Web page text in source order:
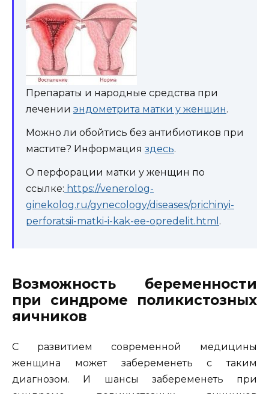
Препараты и народные средства при
лечении эндометрита матки у женщин.
Можно ли обойтись без антибиотиков при
мастите? Информация здесь.
О перфорации матки у женщин по
ссылке: https://venerolog-
ginekolog.ru/gynecology/diseases/prichinyi-
perforatsii-matki-i-kak-ee-opredelit.html .
Возможность беременности
при синдроме поликистозных
яичников
С развитием современной медицины
женщина может забеременеть с таким
диагнозом. И шансы забеременеть при